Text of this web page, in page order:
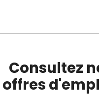
Consultez
offres